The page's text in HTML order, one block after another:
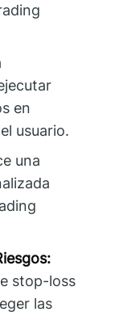
en
usuario.
una
stop-loss
las